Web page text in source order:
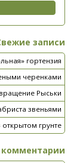
записи
гортензия
черенками
Рыськи
звеньями
грунте